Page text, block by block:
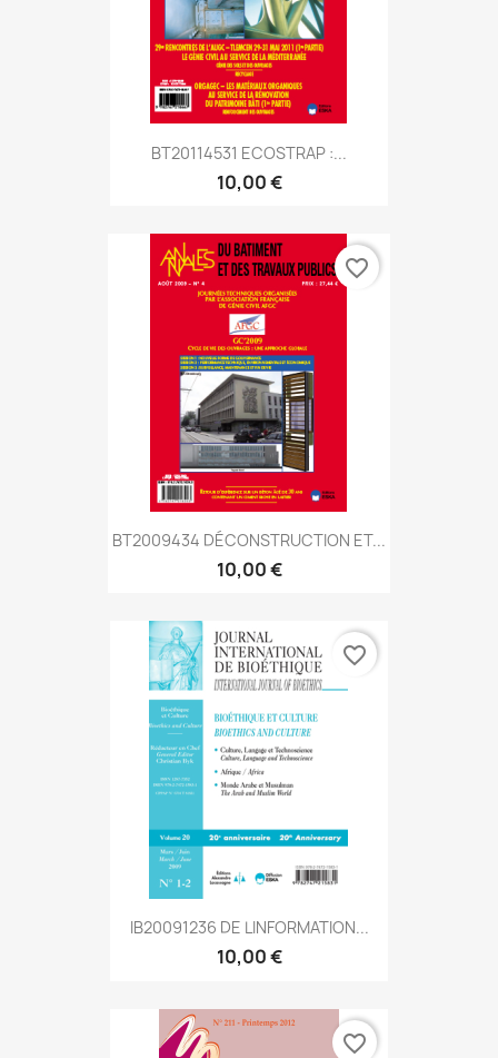
BT20114531 ECOSTRAP :...
10,00 €
BT2009434 DÉCONSTRUCTION ET...
10,00 €
favorite_border
IB20091236 DE LINFORMATION...
10,00 €
favorite_border
favorite_border